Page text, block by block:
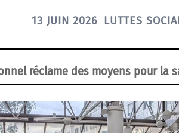
13 JUIN 2026 LUTTES
réclame des moyens pour la